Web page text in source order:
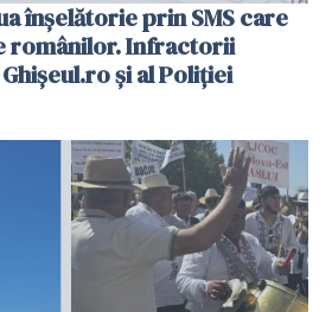
înșelătorie prin SMS care
românilor. Infractorii
și al Poliției